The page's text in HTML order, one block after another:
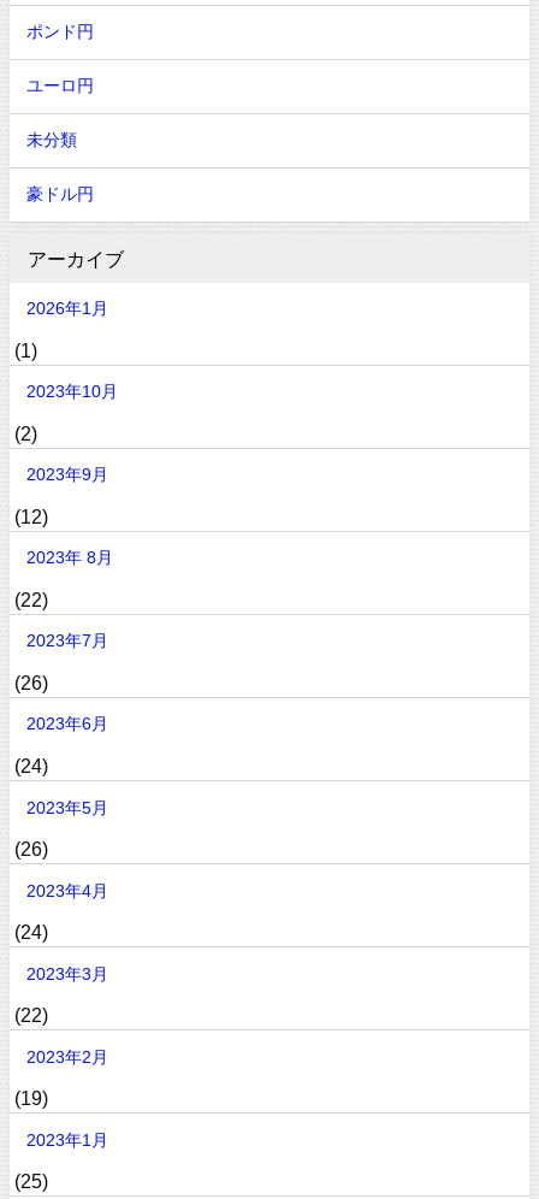
ポンド円
ユーロ円
未分類
豪ドル円
アーカイブ
2026年1月
(1)
2023年10月
(2)
2023年9月
(12)
2023年 8月
(22)
2023年7月
(26)
2023年6月
(24)
2023年5月
(26)
2023年4月
(24)
2023年3月
(22)
2023年2月
(19)
2023年1月
(25)